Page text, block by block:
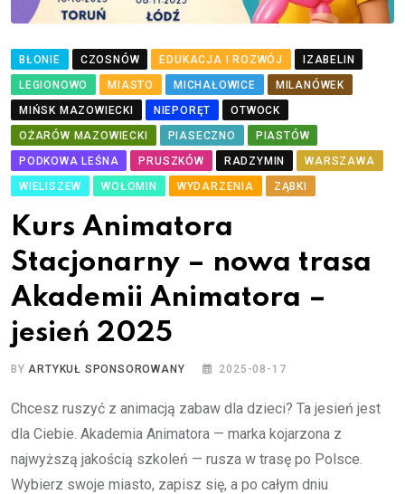
BŁONIE CZOSNÓW EDUKACJA I ROZWÓJ
IZABELIN
LEGIONOWO
MIASTO MICHAŁOWICE
MILANÓWEK
MIŃSK MAZOWIECKI
NIEPORĘT
OTWOCK
OŻARÓW MAZOWIECKI
PIASECZNO
PIASTÓW
PODKOWA LEŚNA
PRUSZKÓW RADZYMIN
WARSZAWA
WIELISZEW
WOŁOMIN WYDARZENIA ZĄBKI
Kurs Animatora
Stacjonarny – nowa trasa
Akademii Animatora –
jesień 2025
BY ARTYKUŁ SPONSOROWANY 2025-08-17
Chcesz ruszyć z animacją zabaw dla dzieci? Ta jesień jest
dla Ciebie. Akademia Animatora — marka kojarzona z
najwyższą jakością szkoleń — rusza w trasę po Polsce.
Wybierz swoje miasto, zapisz się, a po całym dniu